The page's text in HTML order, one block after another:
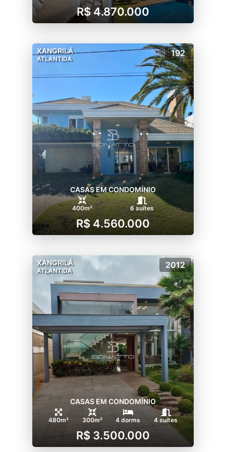
R$ 4.870.000
XANGRILÁ
ATLANTIDA
192
CASAS EM CONDOMÍNIO
400m² 6 suítes
R$ 4.560.000
XANGRILÁ
ATLANTIDA
2012
CASAS EM CONDOMÍNIO
480m² 300m² 4 dorms 4 suítes
R$ 3.500.000